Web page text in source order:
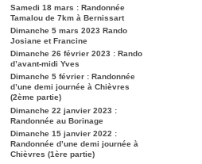
Samedi 18 mars : Randonnée
Tamalou de 7km à Bernissart
Dimanche 5 mars 2023 Rando
Josiane et Francine
Dimanche 26 février 2023 : Rando
d’avant-midi Yves
Dimanche 5 février : Randonnée
d’une demi journée à Chièvres
(2ème partie)
Dimanche 22 janvier 2023 :
Randonnée au Borinage
Dimanche 15 janvier 2022 :
Randonnée d’une demi journée à
Chièvres (1ère partie)